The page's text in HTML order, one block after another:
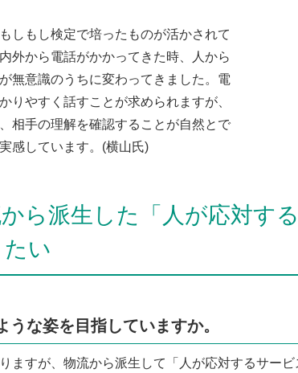
しもし検定で培ったものが活かされて
外から電話がかかってきた時、人から
無意識のうちに変わってきました。電
りやすく話すことが求められますが、
相手の理解を確認することが自然とで
感しています。(横山氏)
ら派生した「人が応対する
い
うな姿を目指していますか。
ますが、物流から派生して「人が応対するサービ